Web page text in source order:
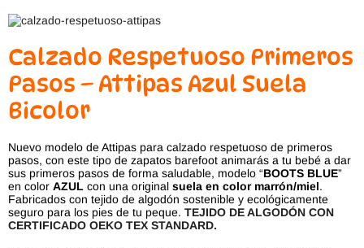
Calzado Respetuoso Primeros
Pasos – Attipas Azul Suela
Bicolor
Nuevo modelo de Attipas para calzado respetuoso de primeros
pasos, con este tipo de zapatos barefoot animarás a tu bebé a dar
sus primeros pasos de forma saludable, modelo “BOOTS BLUE”
en color AZUL con una original suela en color marrón/miel.
Fabricados con tejido de algodón sostenible y ecológicamente
seguro para los pies de tu peque. TEJIDO DE ALGODÓN CON
CERTIFICADO OEKO TEX STANDARD.